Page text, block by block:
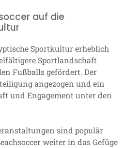
auf die
Sportkultur erheblich
Sportlandschaft
Fußballs gefördert. Der
angezogen und ein
und Engagement unter den
sind populär
weiter in das Gefüge